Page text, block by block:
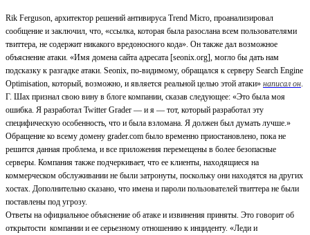
Rik Ferguson, архитектор решений антивируса Trend Micro, проанализировал
сообщение и заключил, что, «ссылка, которая была разослана всем пользователями
твиттера, не содержит никакого вредоносного кода». Он также дал возможное
объяснение атаки. «Имя домена сайта адресата [seonix.org], могло бы дать нам
подсказку к разгадке атаки. Seonix, по-видимому, обращался к серверу Search Engine
Optimisation, который, возможно, и является реальной целью этой атаки» написал он
Г. Шах признал свою вину в блоге компании, сказав следующее: «Это была моя
ошибка. Я разработал Twitter Grader — и я — тот, который разработал эту
специфическую особенность, что и была взломана. Я должен был думать лучше.»
Обращение ко всему домену grader.com было временно приостановлено, пока не
решится данная проблема, и все приложения перемещены в более безопасные
серверы. Компания также подчеркивает, что ее клиенты, находящиеся на
коммерческом обслуживании не были затронуты, поскольку они находятся на других
хостах. Дополнительно сказано, что имена и пароли пользователей твиттера не были
поставлены под угрозу.
Ответы на официальное объяснение об атаке и извинения приняты. Это говорит об
открытости компании и ее серьезному отношению к инциденту. «Леди и